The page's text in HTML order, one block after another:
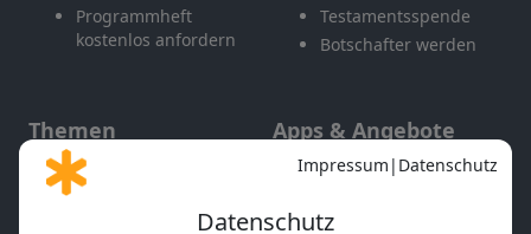
Programmheft
kostenlos anfordern
Testamentsspende
Botschafter werden
Themen
Gott und Bibel erklärt
Apps & Angebote
Mobile App